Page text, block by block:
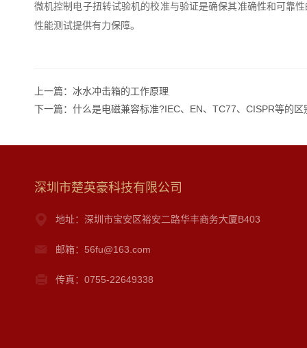
微机控制电子扭转试验机的校准与验证是确保其准确性和可靠
性能测试提供有力保障。
上一篇： 冰水冲击箱的工作原理
下一篇： 什么是电磁兼容标准?IEC、EN、TC77、CISPR等的区
深圳市楚英豪科技有限公司
地址：深圳市宝安区裕安二路华丰商务大厦B403
邮箱：56fu@163.com
传真：0755-22649338